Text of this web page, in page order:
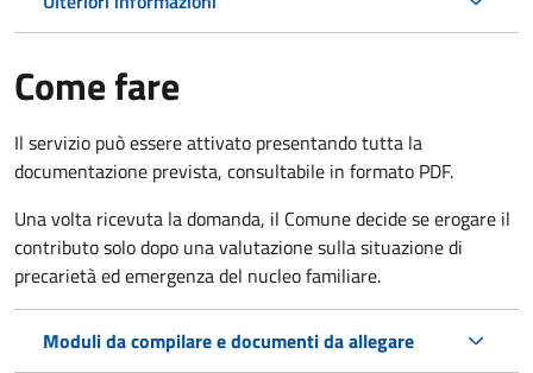
Come fare
Il servizio può essere attivato presentando tutta la
documentazione prevista, consultabile in formato PDF.
Una volta ricevuta la domanda, il Comune decide se erogare il
contributo solo dopo una valutazione sulla situazione di
precarietà ed emergenza del nucleo familiare.
Moduli da compilare e documenti da allegare